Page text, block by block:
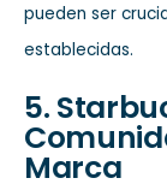
pueden ser
establecidas.
5.
Marca